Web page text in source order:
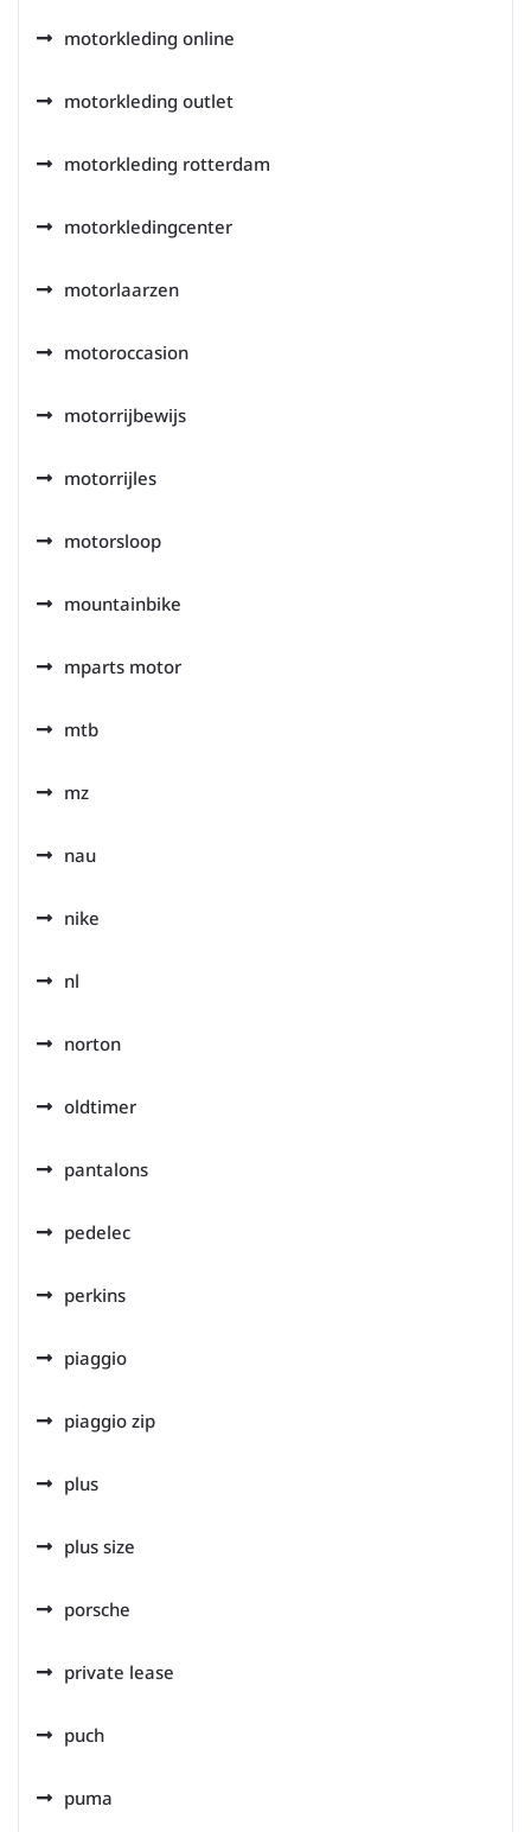
motorkleding online
motorkleding outlet
motorkleding rotterdam
motorkledingcenter
motorlaarzen
motoroccasion
motorrijbewijs
motorrijles
motorsloop
mountainbike
mparts motor
mtb
mz
nau
nike
nl
norton
oldtimer
pantalons
pedelec
perkins
piaggio
piaggio zip
plus
plus size
porsche
private lease
puch
puma